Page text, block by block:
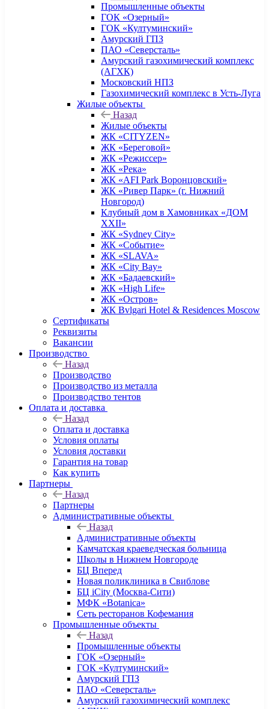
Промышленные объекты
ГОК «Озерный»
ГОК «Култуминский»
Амурский ГПЗ
ПАО «Северсталь»
Амурский газохимический комплекс
(АГХК)
Московский НПЗ
Газохимический комплекс в Усть-Луга
Жилые объекты
Назад
Жилые объекты
ЖК «CITYZEN»
ЖК «Береговой»
ЖК «Режиссер»
ЖК «Река»
ЖК «AFI Park Воронцовский»
ЖК «Ривер Парк» (г. Нижний
Новгород)
Клубный дом в Хамовниках «ДОМ
XXII»
ЖК «Sydney City»
ЖК «Событие»
ЖК «SLAVA»
ЖК «City Bay»
ЖК «Бадаевский»
ЖК «High Life»
ЖК «Остров»
ЖК Bvlgari Hotel & Residences Moscow
Сертификаты
Реквизиты
Вакансии
Производство
Назад
Производство
Производство из металла
Производство тентов
Оплата и доставка
Назад
Оплата и доставка
Условия оплаты
Условия доставки
Гарантия на товар
Как купить
Партнеры
Назад
Партнеры
Административные объекты
Назад
Административные объекты
Камчатская краеведческая больница
Школы в Нижнем Новгороде
БЦ Вперед
Новая поликлиника в Свиблове
БЦ iCity (Москва-Сити)
МФК «Botanica»
Сеть ресторанов Кофемания
Промышленные объекты
Назад
Промышленные объекты
ГОК «Озерный»
ГОК «Култуминский»
Амурский ГПЗ
ПАО «Северсталь»
Амурский газохимический комплекс